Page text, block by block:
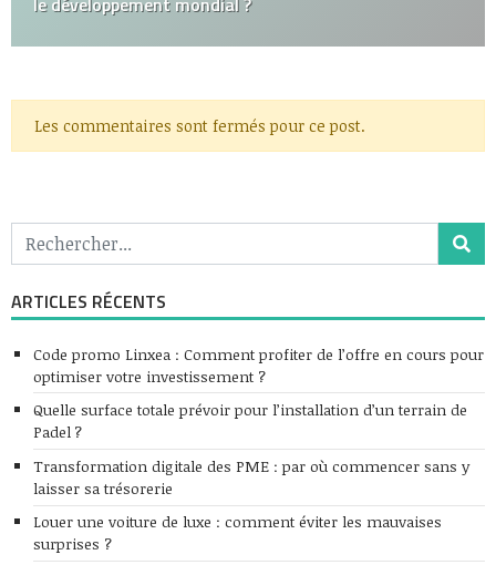
Les commentaires sont fermés pour ce post.
ARTICLES RÉCENTS
Code promo Linxea : Comment profiter de l’offre en cours pour
optimiser votre investissement ?
Quelle surface totale prévoir pour l’installation d’un terrain de
Padel ?
Transformation digitale des PME : par où commencer sans y
laisser sa trésorerie
Louer une voiture de luxe : comment éviter les mauvaises
surprises ?